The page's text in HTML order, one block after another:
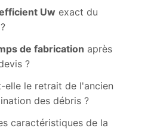
Uw exact du
de fabrication après
?
elle le retrait de l'ancien
des débris ?
caractéristiques de la